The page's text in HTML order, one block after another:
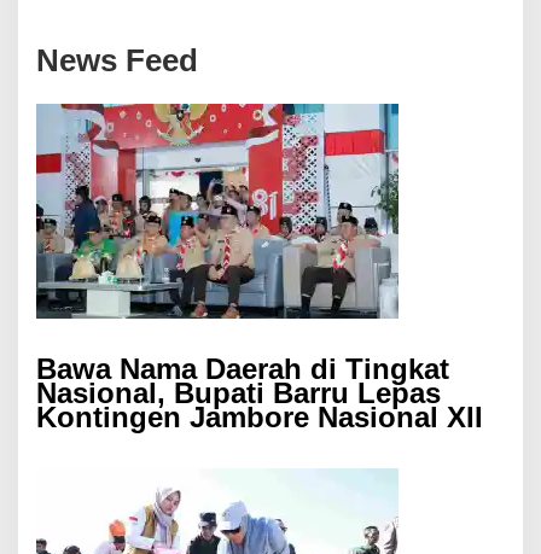
News Feed
Bawa Nama Daerah di Tingkat
Nasional, Bupati Barru Lepas
Kontingen Jambore Nasional XII